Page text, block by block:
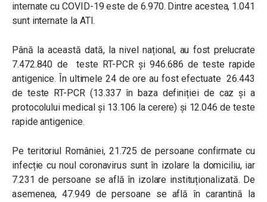
internate cu COVID-19 este de 6.970. Dintre acestea, 1.041
sunt internate la ATI.
Până la această dată, la nivel național, au fost prelucrate
7.472.840 de teste RT-PCR și 946.686 de teste rapide
antigenice. În ultimele 24 de ore au fost efectuate 26.443
de teste RT-PCR (13.337 în baza definiției de caz și a
protocolului medical și 13.106 la cerere) și 12.046 de teste
rapide antigenice.
Pe teritoriul României, 21.725 de persoane confirmate cu
infecție cu noul coronavirus sunt în izolare la domiciliu, iar
7.231 de persoane se află în izolare instituționalizată. De
asemenea, 47.949 de persoane se află în carantină la